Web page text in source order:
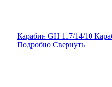
Карабин GH 117/14/10
Подробно Свернуть